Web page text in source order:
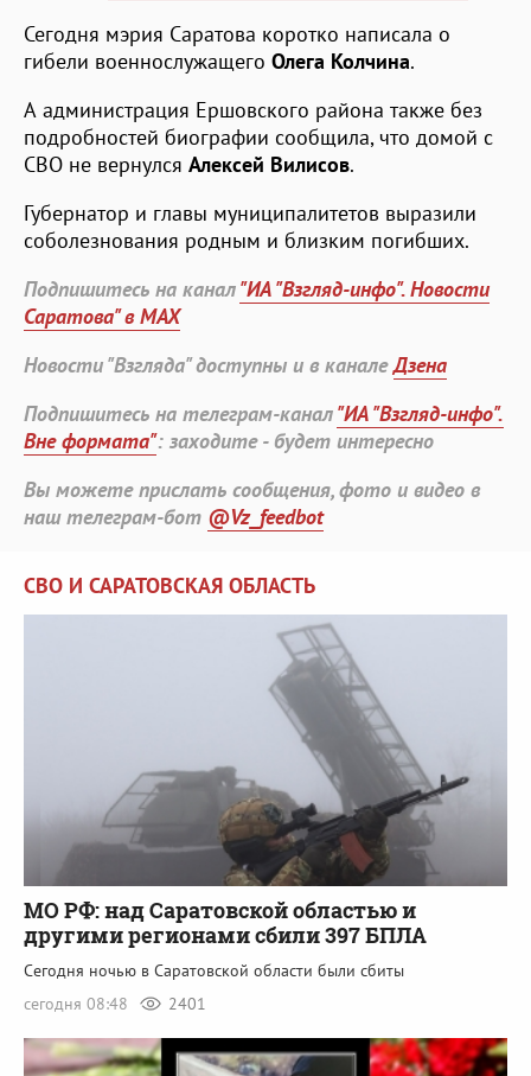
Сегодня мэрия Саратова коротко написала о
гибели военнослужащего Олега Колчина.
А администрация Ершовского района также без
подробностей биографии сообщила, что домой с
СВО не вернулся Алексей Вилисов.
Губернатор и главы муниципалитетов выразили
соболезнования родным и близким погибших.
Подпишитесь на канал"ИА "Взгляд-инфо". Новости
Саратова" в MAX
Новости "Взгляда" доступны и в каналеДзена
Подпишитесь на телеграм-канал"ИА "Взгляд-инфо".
Вне формата": заходите - будет интересно
Вы можете прислать сообщения, фото и видео в
наш телеграм-бот @Vz_feedbot
СВО И САРАТОВСКАЯ ОБЛАСТЬ
МО РФ: над Саратовской областью и
другими регионами сбили 397 БПЛА
Сегодня ночью в Саратовской области были сбиты
сегодня 08:48
2401